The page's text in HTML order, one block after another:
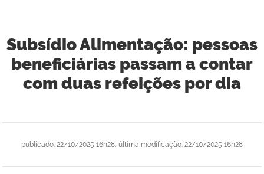
Subsídio Alimentação: pessoas
beneficiárias passam a contar
com duas refeições por dia
publicado: 22/10/2025 16h28 última modificação: 22/10/2025 16h28